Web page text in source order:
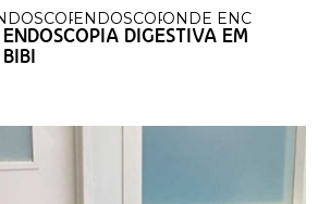
PARA CACHORROS
ENDOSCOPIA DIGESTIVA
ONDE
DIGESTIVA EM